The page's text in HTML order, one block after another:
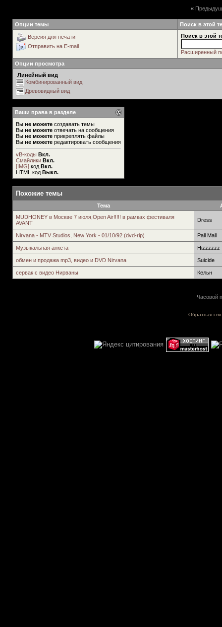
«
Опции темы Поиск в этой
Версия для печати
Отправить на E-mail
Поиск в этой
Расширенный
Опции просмотра
Линейный вид
Комбинированный вид
Древовидный вид
Ваши права в разделе
Вы не можете создавать темы
Вы не можете отвечать на сообщения
Вы не можете прикреплять файлы
Вы не можете редактировать сообщения
vB-коды Вкл.
Смайлики Вкл.
[IMG] код Вкл.
HTML код Выкл.
Похожие темы
Тема
MUDHONEY в Москве 7 июля,Open Air!!!!! в рамках фестиваля
AVANT
Dress
Nirvana - MTV Studios, New York - 01/10/92 (dvd-rip) Pall Mall
Музыкальная анкета Hizzzzzz
обмен и продажа mp3, видео и DVD Nirvana Suicide
сервак с видео Нирваны Кельн
Часовой
Обратная